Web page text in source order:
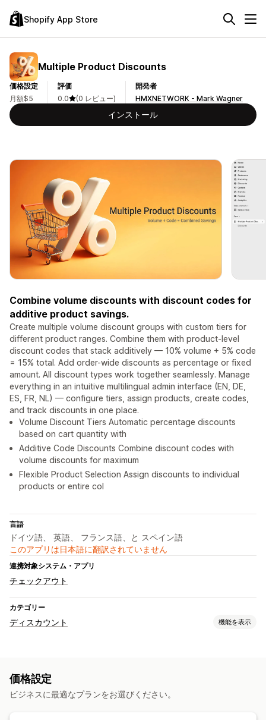
Shopify App Store
Multiple Product Discounts
価格設定
月額$5
評価
0.0
(0 レビュー)
開発者
HMXNETWORK - Mark Wagner
インストール
Combine volume discounts with discount codes for
additive product savings.
Create multiple volume discount groups with custom tiers for
different product ranges. Combine them with product-level
discount codes that stack additively — 10% volume + 5% code
= 15% total. Add order-wide discounts as percentage or fixed
amount. All discount types work together seamlessly. Manage
everything in an intuitive multilingual admin interface (EN, DE,
ES, FR, NL) — configure tiers, assign products, create codes,
and track discounts in one place.
Volume Discount Tiers Automatic percentage discounts
based on cart quantity with
Additive Code Discounts Combine discount codes with
volume discounts for maximum
Flexible Product Selection Assign discounts to individual
products or entire col
言語
ドイツ語、 英語、 フランス語、と スペイン語
このアプリは日本語に翻訳されていません
連携対象システム・アプリ
チェックアウト
カテゴリー
ディスカウント 機能を表示
割引率によるディスカウント
価格設定
ビジネスに最適なプランをお選びください。